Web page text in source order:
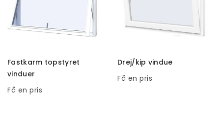
Fastkarm topstyret
vinduer
Få en pris
TILFØJ TIL KURV
Drej/kip vindue
Få en pris